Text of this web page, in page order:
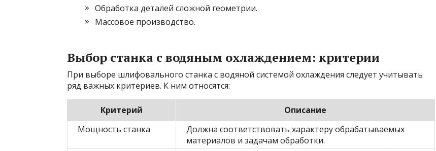
Обработка деталей сложной геометрии.
Массовое производство.
Выбор станка с водяным охлаждением: критерии
При выборе шлифовального станка с водяной системой охлаждения следует учитывать
ряд важных критериев. К ним относятся:
Критерий
Описание
Мощность станка
Должна соответствовать характеру обрабатываемых
материалов и задачам обработки.